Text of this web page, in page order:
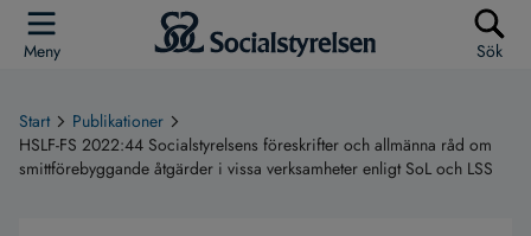
Meny Sök
Start
Publikationer
HSLF-FS 2022:44 Socialstyrelsens föreskrifter och allmänna råd om
smittförebyggande åtgärder i vissa verksamheter enligt SoL och LSS